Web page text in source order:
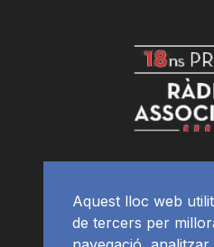
Aquest lloc web
de tercers per